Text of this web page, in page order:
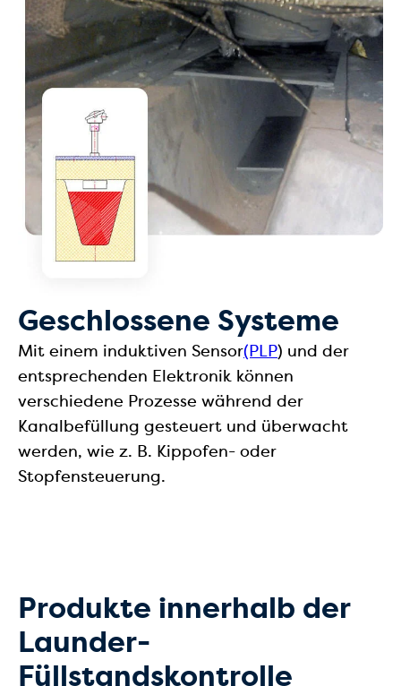
Geschlossene Systeme
Mit einem induktiven Sensor(PLP) und der
entsprechenden Elektronik können
verschiedene Prozesse während der
Kanalbefüllung gesteuert und überwacht
werden, wie z. B. Kippofen- oder
Stopfensteuerung.
Produkte innerhalb der
Launder-
Füllstandskontrolle